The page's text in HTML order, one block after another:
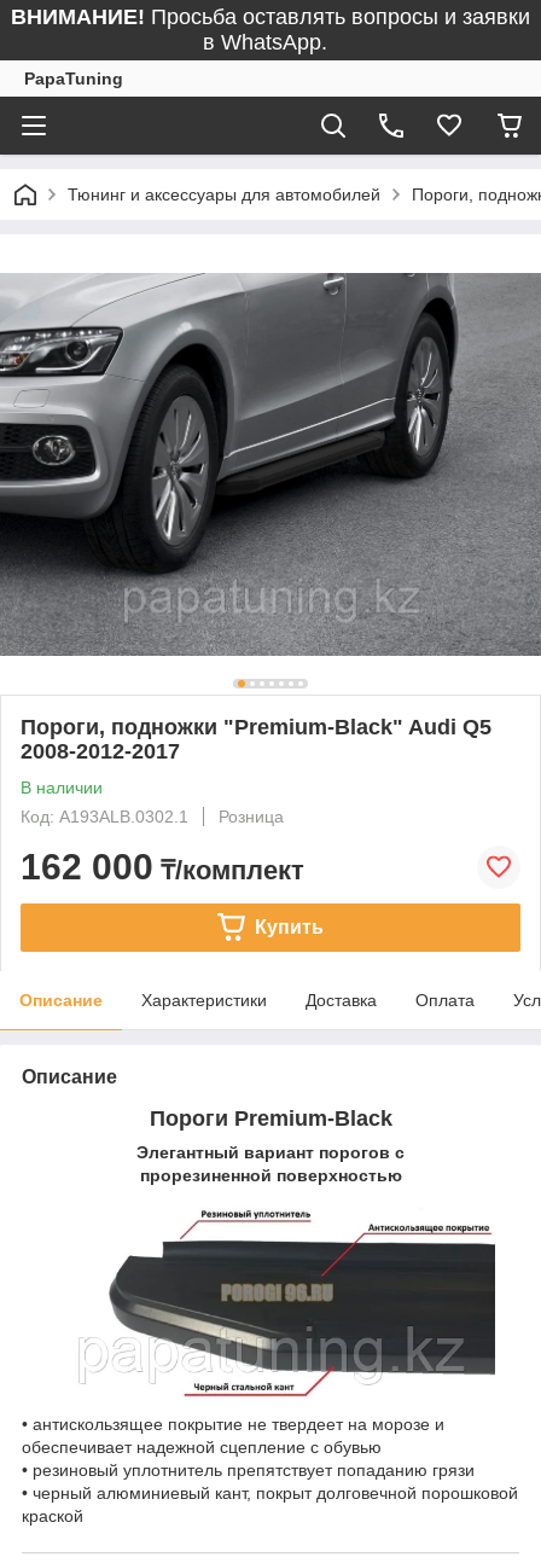
ВНИМАНИЕ! Просьба оставлять вопросы и заявки
в WhatsApp.
PapaTuning
Тюнинг и аксессуары для автомобилей Пороги,
Пороги, подножки "Premium-Black" Audi Q5
2008-2012-2017
В наличии
Код: A193ALB.0302.1
Розница
162 000 ₸/комплект
Купить
Описание Характеристики Доставка Оплата
Описание
Пороги Premium-Black
Элегантный вариант порогов с
прорезиненной поверхностью
• антискользящее покрытие не твердеет на морозе и
обеспечивает надежной сцепление с обувью
• резиновый уплотнитель препятствует попаданию грязи
• черный алюминиевый кант, покрыт долговечной порошковой
краской